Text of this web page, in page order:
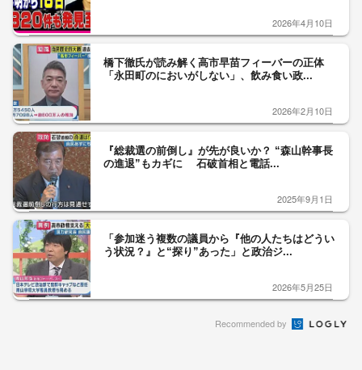
2026年4月10日
橋下徹氏が読み解く高市早苗フィーバーの正体
「永田町のにおいがしない」、飲み食い政...
2026年2月10日
『総裁選の前倒し』が先が良いか？ “森山幹事長
の進退”もカギに 石破首相と電話...
2025年9月1日
「参加迷う複数の議員から『他の人たちはどうい
う状況？』と“探り”あった」と政治ジ...
2026年5月25日
Recommended by